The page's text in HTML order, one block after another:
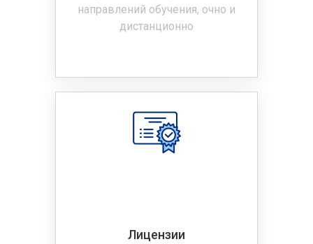
направлений обучения, очно и
дистанционно
Лицензии